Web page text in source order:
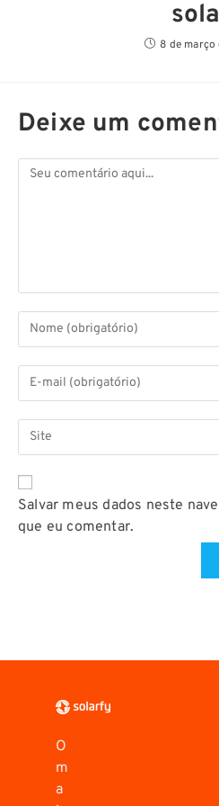
8 de março
Deixe um
Salvar meus dados neste
que eu comentar.
O
m
a